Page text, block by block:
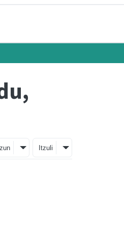
Itzuli